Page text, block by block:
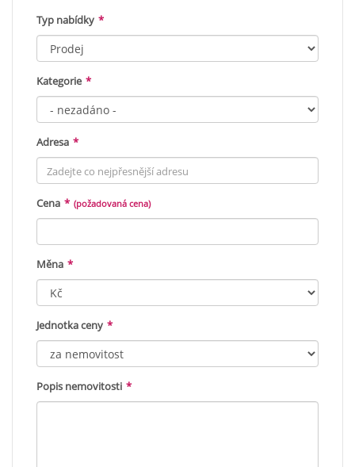
Typ nabídky *
Kategorie *
Adresa *
Cena * (požadovaná cena)
Měna *
Jednotka ceny *
Popis nemovitosti *